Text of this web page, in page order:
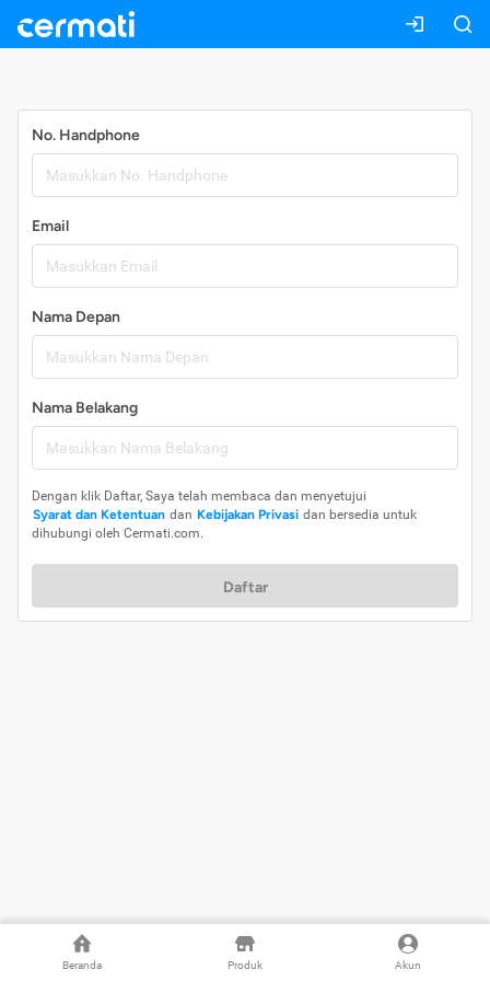
Beranda Produk Akun
No. Handphone
Email
Nama Depan
Nama Belakang
Dengan klik Daftar, Saya telah membaca dan menyetujui
Syarat dan Ketentuan dan Kebijakan Privasi dan bersedia untuk
dihubungi oleh Cermati.com.
Daftar